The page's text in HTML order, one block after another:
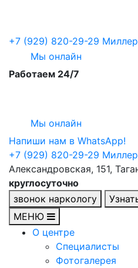
+7 (929) 820-29-29
Мы онлайн
Работаем 24/7
Мы онлайн
Напиши нам в WhatsApp!
+7 (929) 820-29-29
Александровская, 151,
круглосуточно
звонок наркологу
МЕНЮ
О центре
Специалисты
Фотогалерея